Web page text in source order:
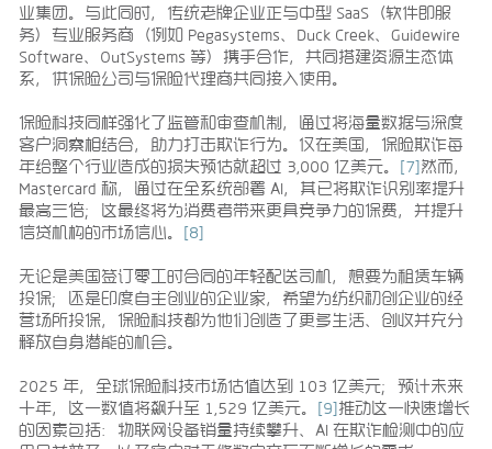
业集团。与此同时，传统老牌企业正与中型 SaaS（软件即服
务）专业服务商（例如 Pegasystems、Duck Creek、Guidewire
Software、OutSystems 等）携手合作，共同搭建资源生态体
系，供保险公司与保险代理商共同接入使用。
保险科技同样强化了监管和审查机制，通过将海量数据与深度
客户洞察相结合，助力打击欺诈行为。仅在美国，保险欺诈每
年给整个行业造成的损失预估就超过 3,000 亿美元。
[7] 然而，
Mastercard 称，通过在全系统部署 AI，其已将欺诈识别率提升
最高三倍；这最终将为消费者带来更具竞争力的保费，并提升
信贷机构的市场信心。
[8]
无论是美国签订零工时合同的年轻配送司机，想要为租赁车辆
投保；还是印度自主创业的企业家，希望为纺织初创企业的经
营场所投保，保险科技都为他们创造了更多生活、创收并充分
释放自身潜能的机会。
2025 年，全球保险科技市场估值达到 103 亿美元；预计未来
十年，这一数值将飙升至 1,529 亿美元。
[9] 推动这一快速增长
的因素包括：物联网设备销量持续攀升、AI 在欺诈检测中的应